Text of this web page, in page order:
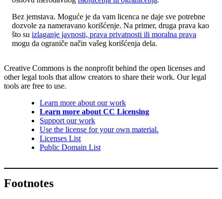
Bez jemstava. Moguće je da vam licenca ne daje sve potrebne
dozvole za nameravano korišćenje. Na primer, druga prava kao
što su izlaganje javnosti, prava privatnosti ili moralna prava
mogu da ograniče način vašeg korišćenja dela.
Creative Commons is the nonprofit behind the open licenses and
other legal tools that allow creators to share their work. Our legal
tools are free to use.
Learn more about our work
Learn more about CC Licensing
Support our work
Use the license for your own material.
Licenses List
Public Domain List
Footnotes